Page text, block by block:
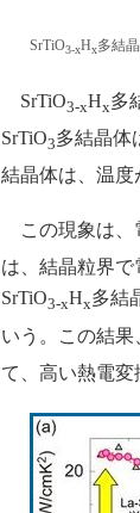
SrTiO3-xHx多結
SrTiO3-xHx多
SrTiO3多結晶体
結晶体は、温度
この現象は、
は、結晶粒界
SrTiO3-xHx多結
いう。この結果
て、高い熱電変